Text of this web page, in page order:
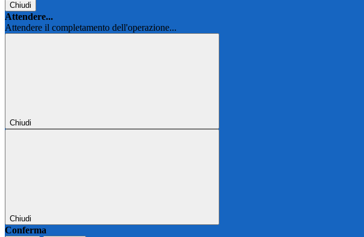
Chiudi
Attendere...
Attendere il completamento dell'operazione...
Chiudi
Chiudi
Conferma